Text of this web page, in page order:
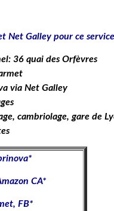
Net Galley pour ce
36 quai des Orfèvres
via Net Galley
cambriolage, gare de
*
CA*
FB*